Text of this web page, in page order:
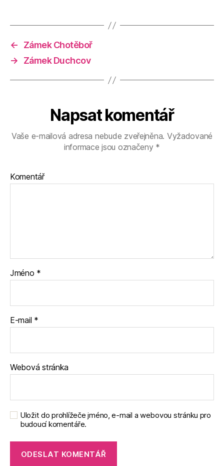
←
Zámek Chotěboř
→
Zámek Duchcov
Napsat komentář
Vaše e-mailová adresa nebude zveřejněna. Vyžadované
informace jsou označeny *
Komentář
Jméno *
E-mail *
Webová stránka
Uložit do prohlížeče jméno, e-mail a webovou stránku pro
budoucí komentáře.